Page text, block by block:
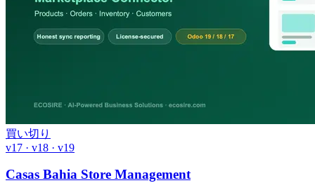
買い切り
v17 · v18 · v19
Casas Bahia Store Management